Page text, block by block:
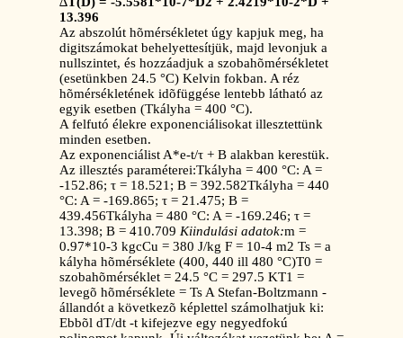
13.396
Az abszolút hõmérsékletet úgy kapjuk meg, ha
digitszámokat behelyettesítjük, majd levonjuk a
nullszintet, és hozzáadjuk a szobahõmérsékletet
(esetünkben 24.5 °C) Kelvin fokban. A réz
hõmérsékletének idõfüggése lentebb látható az
egyik esetben (Tkályha = 400 °C).
A felfutó élekre exponenciálisokat illesztettünk
minden esetben.
Az exponenciálist A*e-t/τ + B alakban kerestük.
Az illesztés paraméterei:Tkályha = 400 °C: A =
-152.86; τ = 18.521; B = 392.582Tkályha = 440
°C: A = -169.865; τ = 21.475; B =
439.456Tkályha = 480 °C: A = -169.246; τ =
13.398; B = 410.709 Kiindulási adatok:m =
0.97*10-3 kgcCu = 380 J/kg F = 10-4 m2 Ts = a
kályha hõmérséklete (400, 440 ill 480 °C)T0 =
szobahõmérséklet = 24.5 °C = 297.5 KT1 =
levegõ hõmérséklete = Ts A Stefan-Boltzmann -
állandót a következõ képlettel számolhatjuk ki:
Ebbõl dT/dt -t kifejezve egy negyedfokú